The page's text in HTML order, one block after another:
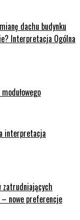
dachu budynku
Interpretacja Ogólna
interpretacja
zatrudniających
– nowe preferencje